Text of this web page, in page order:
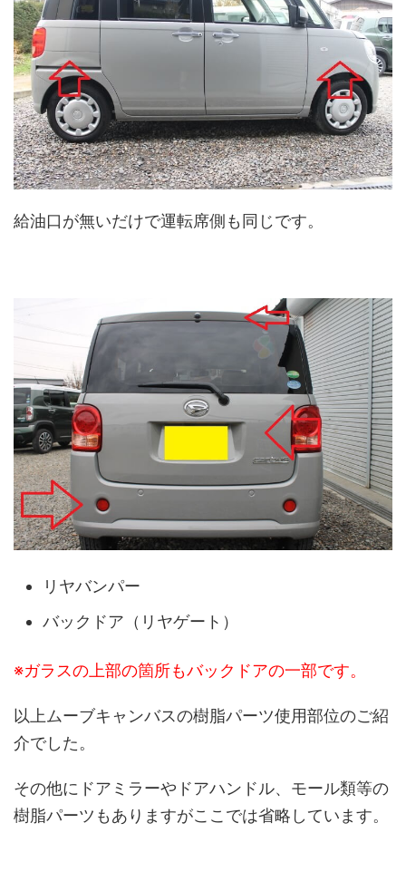
給油口が無いだけで運転席側も同じです。
リヤバンパー
バックドア（リヤゲート）
※ガラスの上部の箇所もバックドアの一部です。
以上ムーブキャンバスの樹脂パーツ使用部位のご紹
介でした。
その他にドアミラーやドアハンドル、モール類等の
樹脂パーツもありますがここでは省略しています。